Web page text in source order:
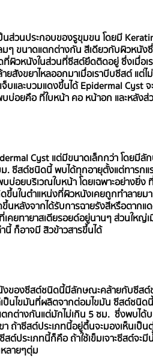
วนประกอบของรูขุมขน โดยมี
ๆ ขนาดแตกต่างกัน สีเดียวกับผิวหนั
ผิวหนังในส่วนที่ซีสต์ยึดติดอยู่ ซึ่งเมื่อเ
งขยาไหลออกมาเมื่อเราบีบซีสต์ แต่ไ
และบวมแดงขึ้นได้ Epidermal Cyst
บ่อยคือ ที่ใบหน้า คอ หน้าอก และหลัง
Cyst แต่มีขนาดเล็กกว่า โดยมี
. ซีสต์ชนิดนี้ พบได้ทุกอายุตั้งแต่ทารกแ
อยบริเวณใบหน้า โดยเฉพาะอย่างยิ่ง
ขึ้นในตำแหน่งที่ผิวหนังเคยถูกทำลายม
หลังจากได้รับการฉายรังสีหรือตากแ
คยทายาสเตียรอยด์อยู่นานๆ ส่วนใหญ่
ก็อาจมี สิวข้าวสารขึ้นได้
งของซีสต์ชนิดนี้มีลักษณะคล้ายกับซีส
ป็นไขมันที่ผลิตจากต่อมไขมัน ซีสต์ชนิด
กต่างกันแต่มักไม่เกิน 5 ซม.  ซึ่งพบไ
าซีสต์ประเภทนี้อยู่ตื้นจะมองเห็นเป็น
ระเภทนี้ก็คือ ถ้าใช้เข็มเจาะซีสต์จะมี
ลายๆตุ่ม